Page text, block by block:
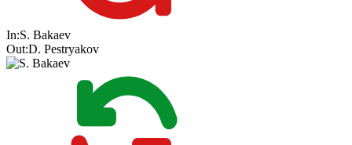
In:S. Bakaev
Out:D. Pestryakov